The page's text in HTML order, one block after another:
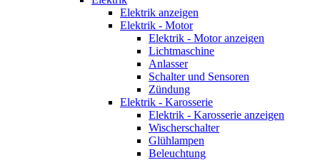
Elektrik anzeigen
Elektrik - Motor
Elektrik - Motor anzeigen
Lichtmaschine
Anlasser
Schalter und Sensoren
Zündung
Elektrik - Karosserie
Elektrik - Karosserie anzeigen
Wischerschalter
Glühlampen
Beleuchtung